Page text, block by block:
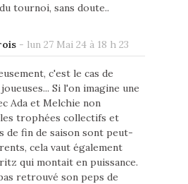
tournoi, sans doute..
- lun 27 Mai 24 à 18 h 23
c'est le cas de
Si l'on imagine une
Ada et Melchie non
les trophées collectifs et
de fin de saison sont peut-
cela vaut également
qui montait en puissance.
retrouvé son peps de